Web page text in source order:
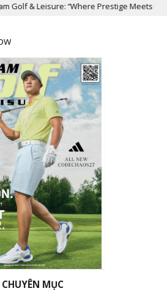
“Where Prestige Meets Legacy”
MỤC